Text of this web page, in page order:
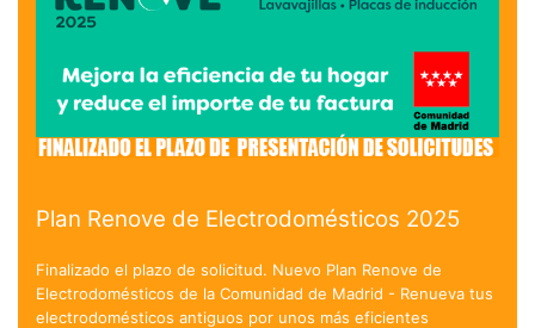
Plan Renove de Electrodomésticos 2025
Finalizado el plazo de solicitud. Nuevo Plan Renove de
Electrodomésticos de la Comunidad de Madrid - Renueva tus
electrodomésticos antiguos por unos más eficientes